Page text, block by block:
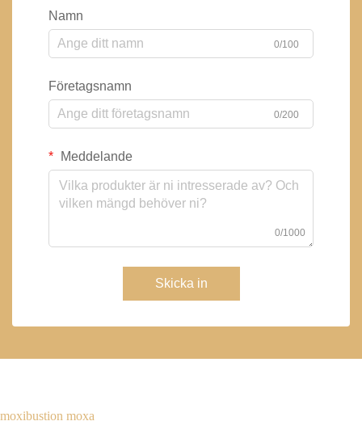
Namn
0/100
Företagsnamn
0/200
Meddelande
0/1000
Skicka in
moxibustion moxa